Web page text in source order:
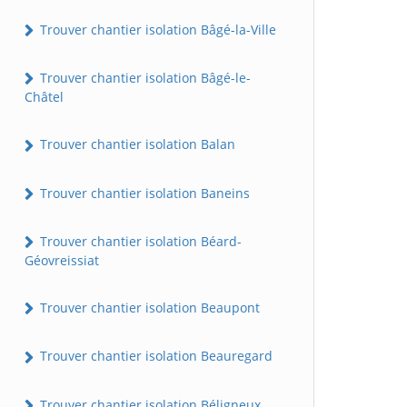
Trouver chantier isolation Bâgé-la-Ville
Trouver chantier isolation Bâgé-le-
Châtel
Trouver chantier isolation Balan
Trouver chantier isolation Baneins
Trouver chantier isolation Béard-
Géovreissiat
Trouver chantier isolation Beaupont
Trouver chantier isolation Beauregard